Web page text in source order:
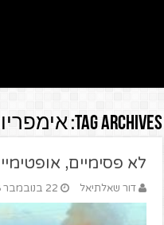
Tag Archives:
לא פסימיים,
דור שאלתיאל 22 בנובמבר 2018